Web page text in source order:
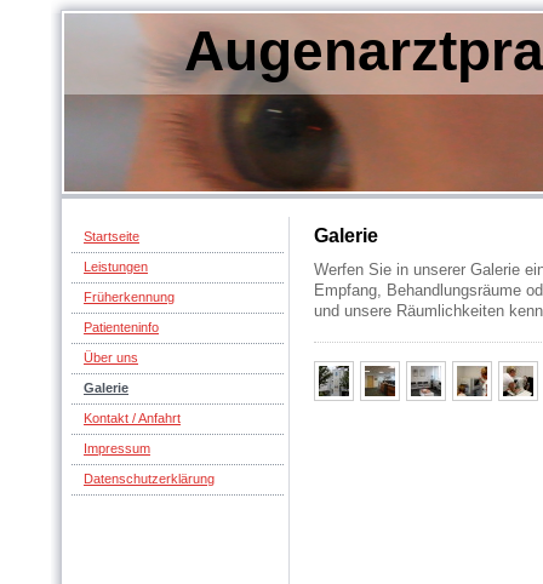
Startseite
Leistungen
Früherkennung
Patienteninfo
Über uns
Galerie
Kontakt / Anfahrt
Impressum
Datenschutzerklärung
Galerie
Werfen Sie in unserer Galerie
Empfang, Behandlungsräume
und unsere Räumlichkeiten